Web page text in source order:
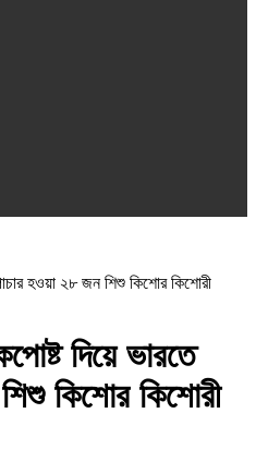
হওয়া ২৮ জন শিশু কিশোর কিশোরী
দিয়ে ভারতে
কিশোর কিশোরী